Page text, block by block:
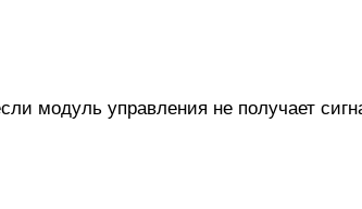
модуль управления не получает